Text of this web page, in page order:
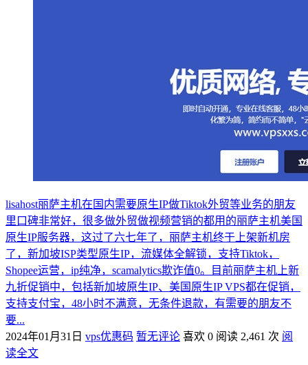
lisahost丽萨主机在国内需要原生IP做Tiktok外贸等业务的朋友
里口碑非常好，很多做外贸做视频营销的都用的丽萨主机美国
原生IP服务器，这过了六七年了，丽萨主机终于上架新机房
了，新加坡ISP类型原生IP，流媒体全解锁，支持Tiktok，
Shopee运营，ip纯净，scamalytics欺诈值0。目前丽萨主机上新
九折促销中，包括新加坡原生IP、美国原生IP VPS都在促销，
支持支付宝，48小时不满意，无条件退款，有需要的朋友不
要...
2024年01月31日 vps优惠码 暂无评论 喜欢 0 阅读 2,461 次 阅
读全文